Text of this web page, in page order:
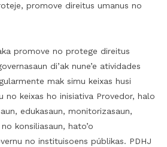
promove direitus umanus no
promove no protege direitus
di’ak nune’e atividades
mak simu keixas husi
no keixas ho inisiativa Provedor, halo
edukasaun, monitorizasaun,
konsiliasaun, hato’o
no instituisoens públikas. PDHJ